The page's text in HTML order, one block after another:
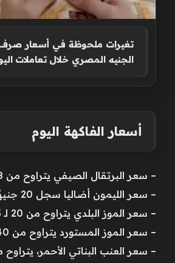
تغيرات ملحوظة في أسعار صرف
الجنيه المصري خلال تعاملات
أسعار الفاكهة اليوم
– سعر البرتقال الصيفي يتراوح من 8 لـ 14 جنيهًا.
– سعر الليمون أضاليا سجل 20 جنيهًا.
– سعر الموز البلدي يتراوح من 20 لـ 25 جنيهًا.
– سعر الموز المستورد يتراوح من 40 لـ 70 جنيهًا.
– سعر العنب البناتي الأحمر، يتراوح من 25 لـ 35